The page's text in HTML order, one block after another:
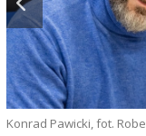
Konrad Pawicki, fot.